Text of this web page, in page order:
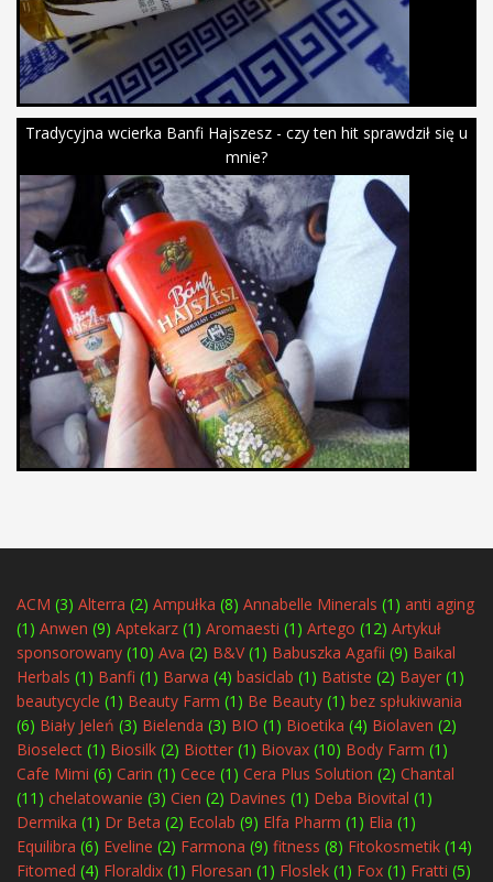
Tradycyjna wcierka Banfi Hajszesz - czy ten hit sprawdził się u
mnie?
ACM (3) Alterra (2) Ampułka (8) Annabelle Minerals (1) anti aging
(1) Anwen (9) Aptekarz (1) Aromaesti (1) Artego (12) Artykuł
sponsorowany (10) Ava (2) B&V(1) Babuszka Agafii (9) Baikal
Herbals (1) Banfi (1) Barwa (4) basiclab (1) Batiste (2) Bayer (1)
beautycycle (1) Beauty Farm (1) Be Beauty (1) bez spłukiwania
(6) Biały Jeleń (3) Bielenda (3) BIO (1) Bioetika (4) Biolaven (2)
Bioselect (1) Biosilk (2) Biotter (1) Biovax (10) Body Farm (1)
Cafe Mimi (6) Carin (1) Cece (1) Cera Plus Solution (2) Chantal
(11) chelatowanie (3) Cien (2) Davines (1) Deba Biovital (1)
Dermika (1) Dr Beta (2) Ecolab (9) Elfa Pharm (1) Elia (1)
Equilibra (6) Eveline (2) Farmona (9) fitness (8) Fitokosmetik (14)
Fitomed (4) Floraldix (1) Floresan (1) Floslek (1) Fox (1) Fratti (5)